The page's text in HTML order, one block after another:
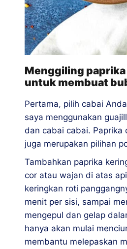
Menggiling
untuk membuat
Pertama, pilih cabai
saya menggunakan
dan cabai cabai. Paprika
juga merupakan pilihan
Tambahkan paprika
cor atau wajan di atas
keringkan roti
menit per sisi, sampai
mengepul dan gelap
hanya akan mulai
membantu melepaskan